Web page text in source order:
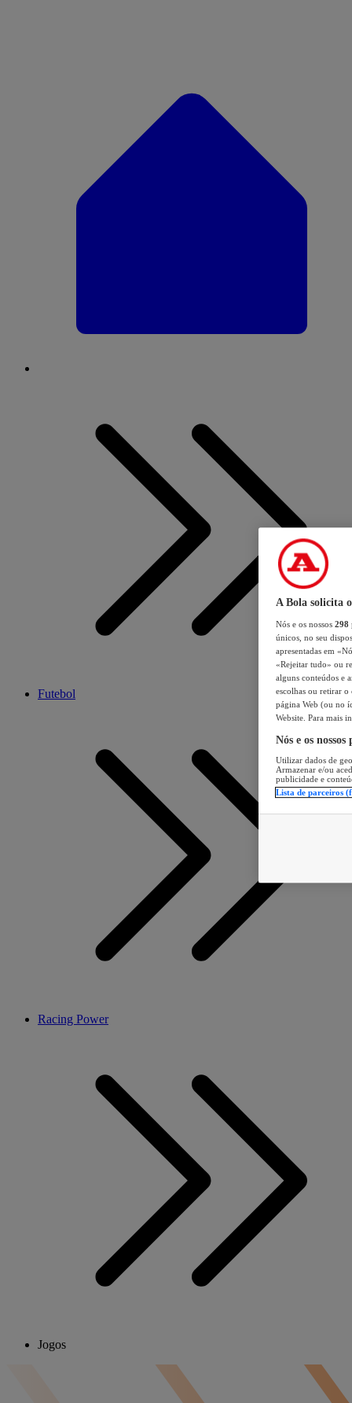
Futebol
Racing Power
Jogos
A Bola solicita
Nós e os nossos 298
únicos, no seu
apresentadas em
«Rejeitar tudo» ou
alguns conteúdos e
escolhas ou retirar
página Web (ou no
Website. Para mais
Nós e os
Utilizar dados de
Armazenar e/ou
publicidade e
Lista de parceiros